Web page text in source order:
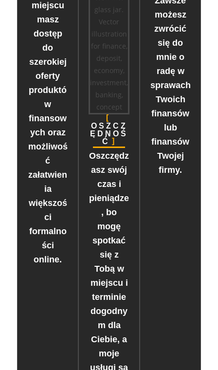
miejscu
masz
dostęp
do
szerokiej
oferty
produktó
w
finansow
ych oraz
możliwoś
ć
załatwien
ia
większoś
ci
formalno
ści
online.
OSZCZ
ĘDNOŚ
Ć
Oszczędz
asz swój
czas i
pieniądze
, bo
mogę
spotkać
się z
Tobą w
miejscu i
terminie
dogodny
m dla
Ciebie, a
moje
usługi są
możesz
zwrócić
się do
mnie o
radę w
sprawach
Twoich
finansów
lub
finansów
Twojej
firmy.